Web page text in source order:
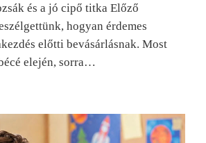
és a jó cipő titka Előző
hogyan érdemes
előtti bevásárlásnak. Most
elején, sorra…